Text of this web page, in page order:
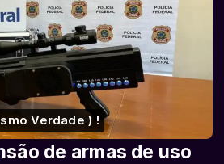
Verdade ) !
de armas de uso